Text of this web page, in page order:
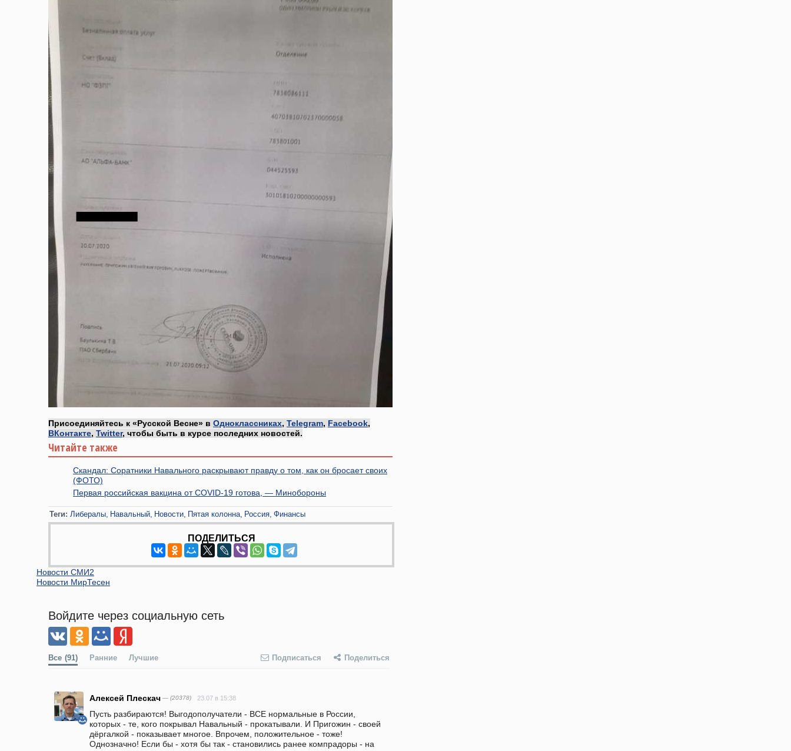
Присоединяйтесь к «Русской Весне» в Одноклассниках, Telegram, Facebook,
ВКонтакте, Twitter, чтобы быть в курсе последних новостей.
Читайте также
Скандал: Соратники Навального раскрывают правду о том, как он бросает своих
(ФОТО)
Первая российская вакцина от COVID-19 готова, — Минобороны
Теги: Либералы Навальный Новости Пятая колонна Россия Финансы
ПОДЕЛИТЬСЯ
Новости СМИ2
Новости МирТесен
Войдите через социальную сеть
Все (91) Ранние Лучшие Подписаться Поделиться
Алексей Плескач — (20378) 23.07 в 15:38
Пусть разбираются! Выгодополучатели - ВСЕ нормальные в России,
которых - те, кого покрывал Навальный - прокатывали. И Пригожин - своей
дёргалкой - показывает многое. Впрочем, положительное - тоже!
Однозначно! Если бы - хотя бы так - становились ранее компрадоры - на